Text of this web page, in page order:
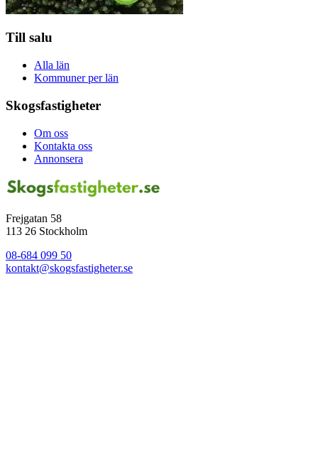
Till salu
Alla län
Kommuner per län
Skogsfastigheter
Om oss
Kontakta oss
Annonsera
Frejgatan 58
113 26 Stockholm
08-684 099 50
kontakt@skogsfastigheter.se